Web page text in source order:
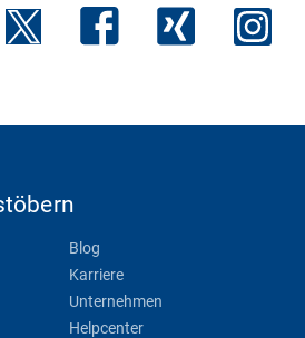
Blog
Karriere
Unternehmen
Helpcenter